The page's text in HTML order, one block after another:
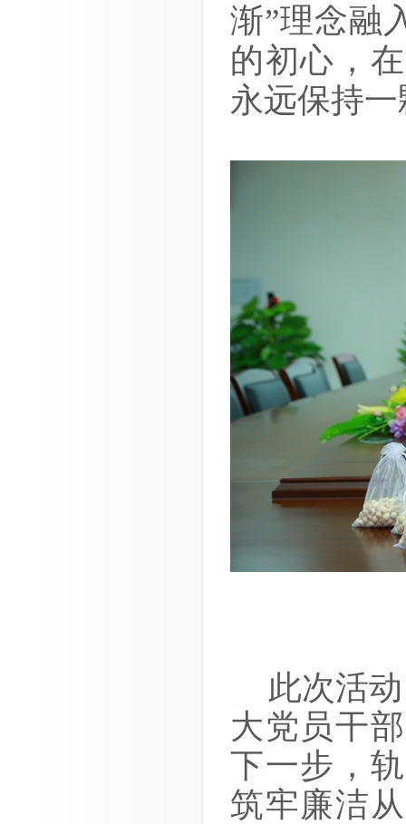
渐”理念融
的初心，
永远保持
此次活
大党员干
下一步，
筑牢廉洁